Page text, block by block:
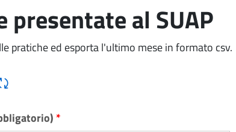
presentate al SUAP
pratiche ed esporta l'ultimo mese in formato csv.
Rigene CAPTCHA
*